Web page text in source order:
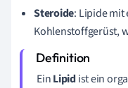
Steroide: Lipide
Kohlenstoffgerüst,
EinLipidist ein